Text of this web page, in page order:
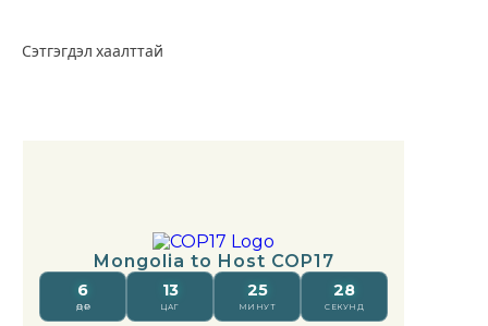
Сэтгэгдэл хаалттай